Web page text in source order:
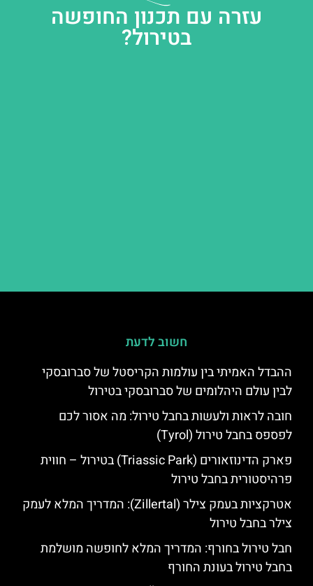
עזרה עם תכנון החופשה
בטירול?
חשוב לדעת
ההבדל האמיתי בין עולמות הקריסטל של סברובסקי
לבין עולם היהלומים של סברובסקי בטירול
חובה לראות ולעשות בחבל טירול: מה אסור לכם
לפספס בחבל טירול (Tyrol)
פארק הדינוזאורים (Triassic Park) בטירול – חווית
פרהיסטורית בחבל טירול
אטרקציות בעמק צילר (Zillertal): המדריך המלא לעמק
צילר בחבל טירול
חבל טירול בחורף: המדריך המלא לחופשה מושלמת
בחבל טירול בעונת החורף